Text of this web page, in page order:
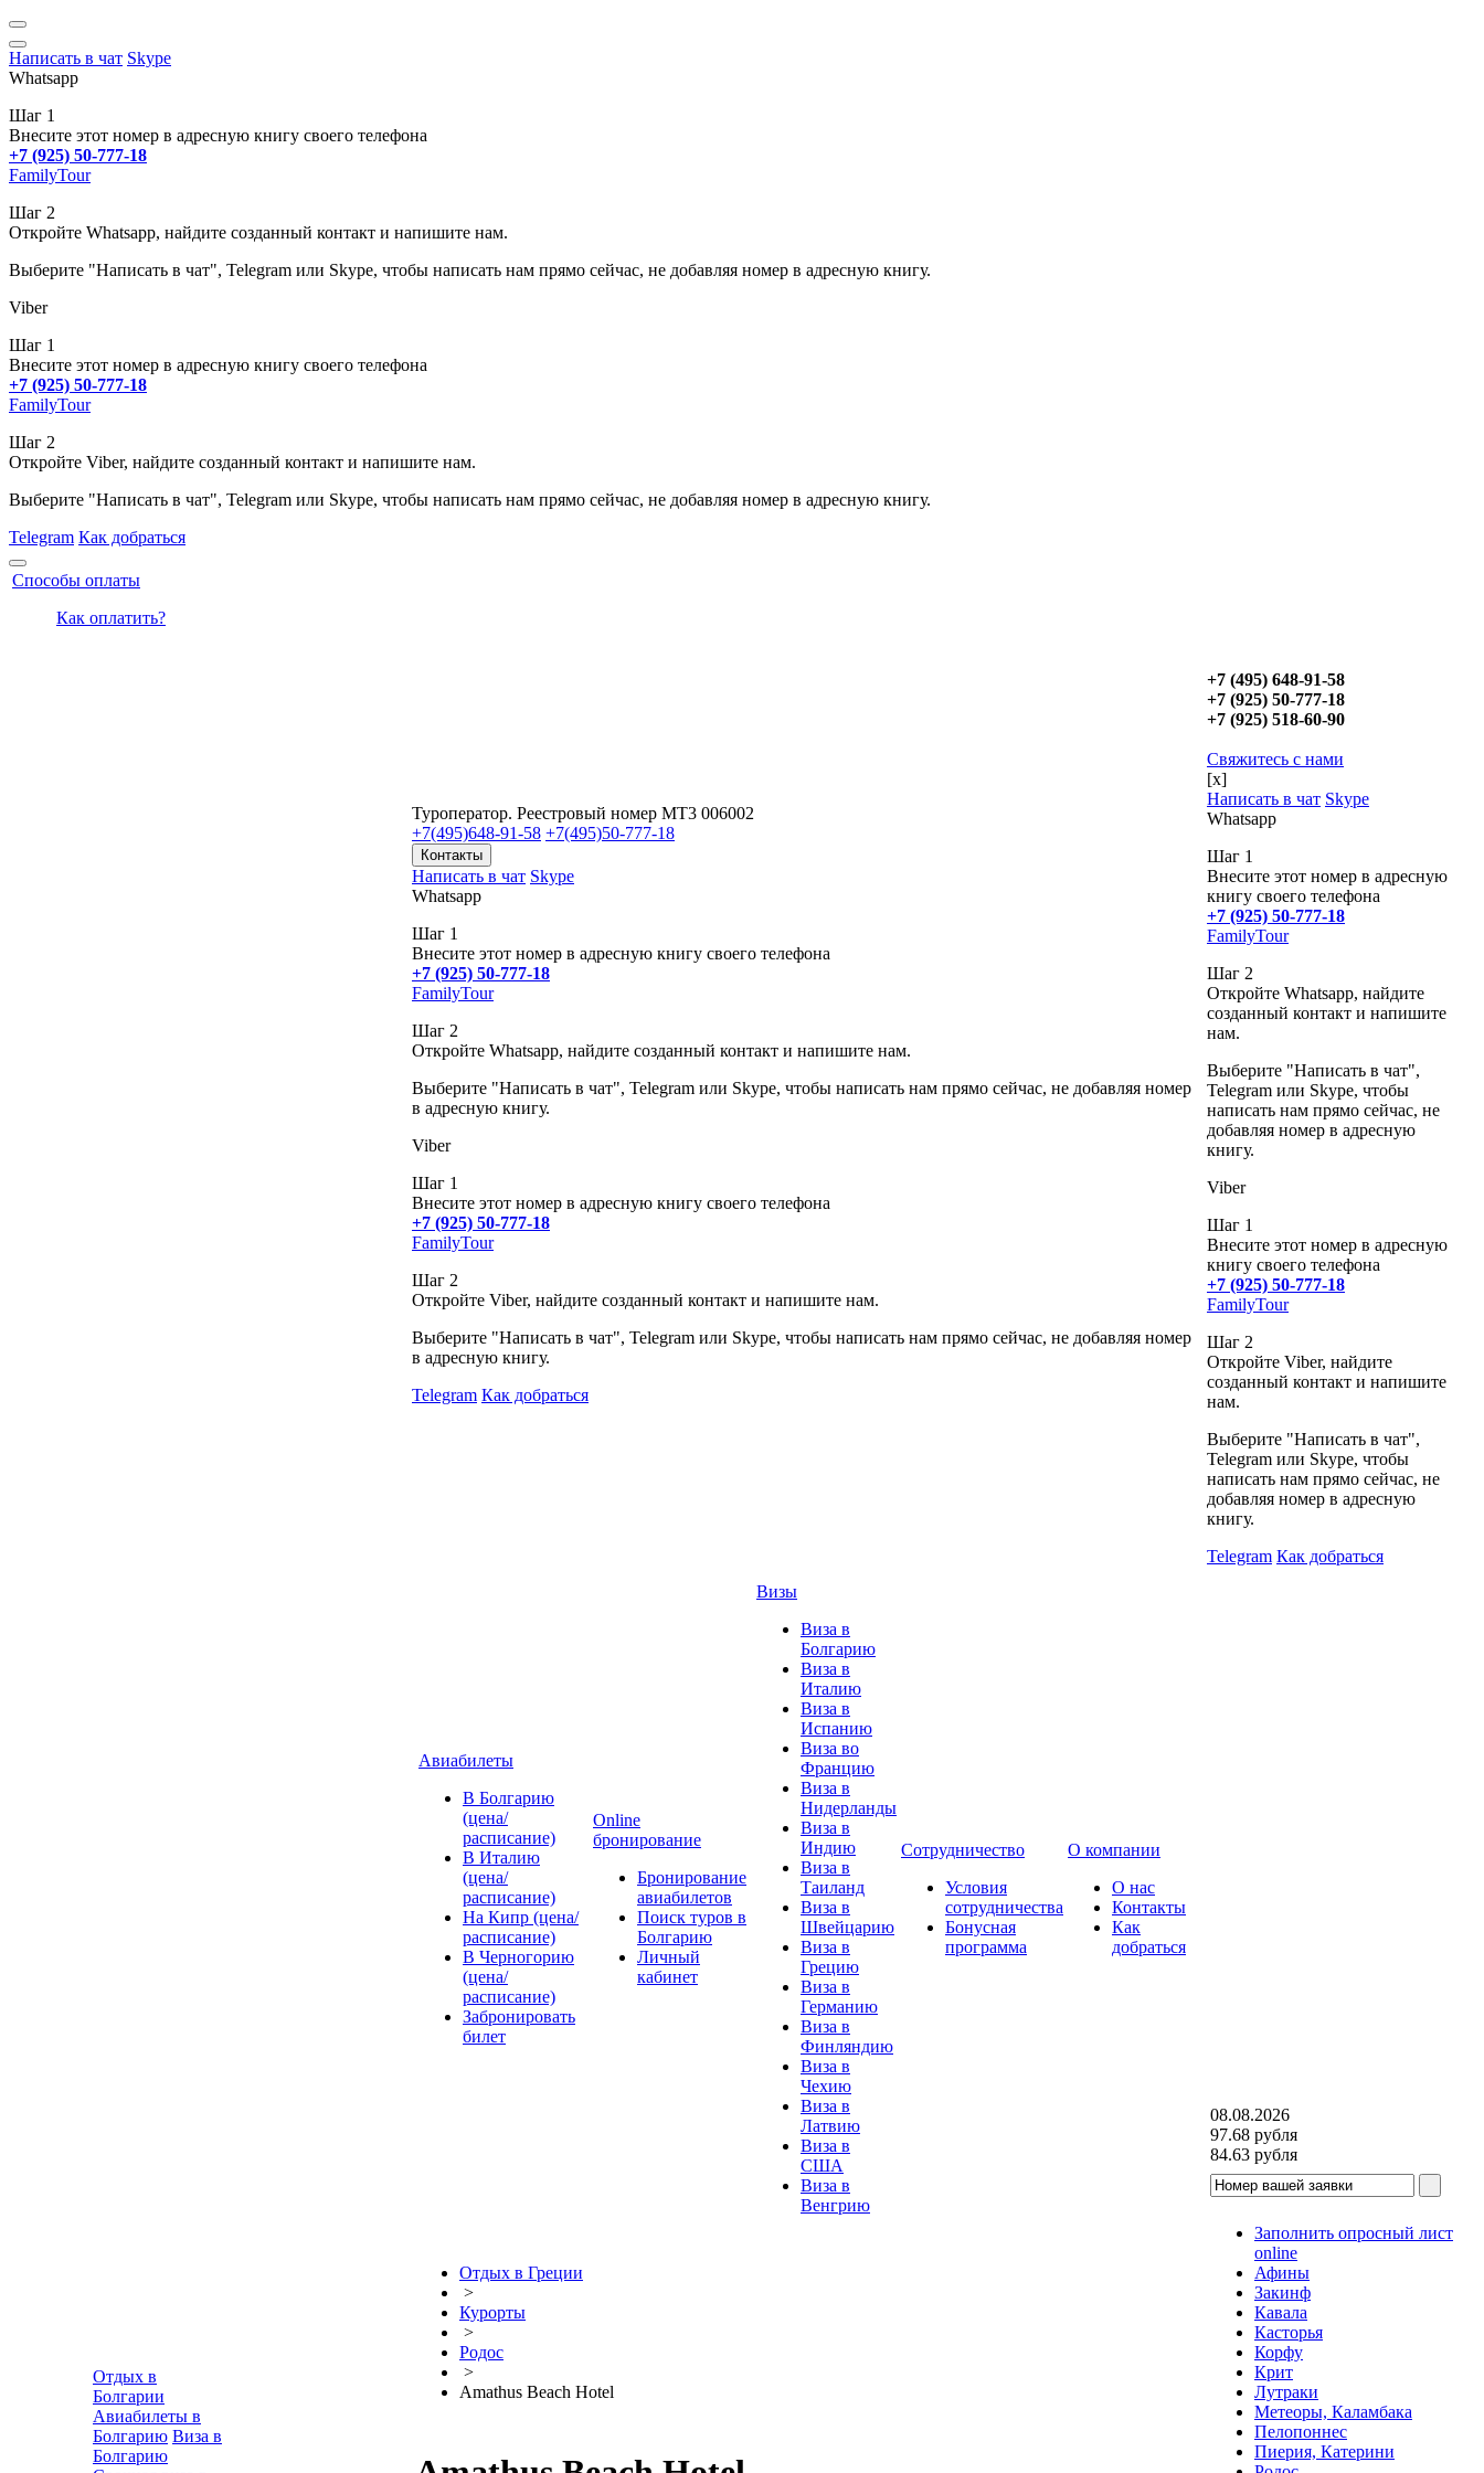
Написать в чат Skype
Whatsapp
Шаг 1
Внесите этот номер в адресную книгу своего телефона
+7 (925) 50-777-18
FamilyTour
Шаг 2
Откройте Whatsapp, найдите созданный контакт и напишите нам.
Выберите "Написать в чат", Telegram или Skype, чтобы написать нам прямо сейчас, не добавляя номер в адресную книгу.
Viber
Шаг 1
Внесите этот номер в адресную книгу своего телефона
+7 (925) 50-777-18
FamilyTour
Шаг 2
Откройте Viber, найдите созданный контакт и напишите нам.
Выберите "Написать в чат", Telegram или Skype, чтобы написать нам прямо сейчас, не добавляя номер в адресную книгу.
Telegram Как добраться
Способы оплаты
Как оплатить?
Туроператор. Реестровый номер МТ3 006002
+7(495)648-91-58 +7(495)50-777-18
Контакты
Написать в чат Skype
Whatsapp
Шаг 1
Внесите этот номер в адресную книгу своего телефона
+7 (925) 50-777-18
FamilyTour
Шаг 2
Откройте Whatsapp, найдите созданный контакт и напишите нам.
Выберите "Написать в чат", Telegram или Skype, чтобы написать нам прямо сейчас, не добавляя номер
в адресную книгу.
Viber
Шаг 1
Внесите этот номер в адресную книгу своего телефона
+7 (925) 50-777-18
FamilyTour
Шаг 2
Откройте Viber, найдите созданный контакт и напишите нам.
Выберите "Написать в чат", Telegram или Skype, чтобы написать нам прямо сейчас, не добавляя номер
в адресную книгу.
Telegram Как добраться
+7 (495) 648-91-58
+7 (925) 50-777-18
+7 (925) 518-60-90
Свяжитесь с нами
[x]
Написать в чат Skype
Whatsapp
Шаг 1
Внесите этот номер в адресную
книгу своего телефона
+7 (925) 50-777-18
FamilyTour
Шаг 2
Откройте Whatsapp, найдите
созданный контакт и напишите
нам.
Выберите "Написать в чат",
Telegram или Skype, чтобы
написать нам прямо сейчас, не
добавляя номер в адресную
книгу.
Viber
Шаг 1
Внесите этот номер в адресную
книгу своего телефона
+7 (925) 50-777-18
FamilyTour
Шаг 2
Откройте Viber, найдите
созданный контакт и напишите
нам.
Выберите "Написать в чат",
Telegram или Skype, чтобы
написать нам прямо сейчас, не
добавляя номер в адресную
книгу.
Telegram Как добраться
Отдых в
Болгарии
Авиабилеты в
Болгарию Виза в
Болгарию
Авиабилеты
В Болгарию
(цена/
расписание)
В Италию
(цена/
расписание)
На Кипр (цена/
расписание)
В Черногорию
(цена/
расписание)
Забронировать
билет
Online
бронирование
Бронирование
авиабилетов
Поиск туров в
Болгарию
Личный
кабинет
Визы
Виза в
Болгарию
Виза в
Италию
Виза в
Испанию
Виза во
Францию
Виза в
Нидерланды
Виза в
Индию
Виза в
Таиланд
Виза в
Швейцарию
Виза в
Грецию
Виза в
Германию
Виза в
Финляндию
Виза в
Чехию
Виза в
Латвию
Виза в
США
Виза в
Венгрию
Сотрудничество
Условия
сотрудничества
Бонусная
программа
О компании
О нас
Контакты
Как
добраться
Отдых в Греции
>
Курорты
>
Родос
>
Amathus Beach Hotel
08.08.2026
97.68 рубля
84.63 рубля
Заполнить опросный лист
online
Афины
Закинф
Кавала
Касторья
Корфу
Крит
Лутраки
Метеоры, Каламбака
Пелопоннес
Пиерия, Катерини